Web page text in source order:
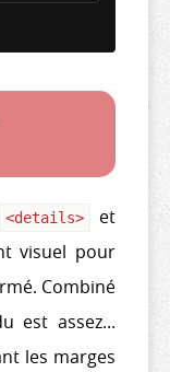
<details> et
visuel pour
Combiné
est assez...
les marges